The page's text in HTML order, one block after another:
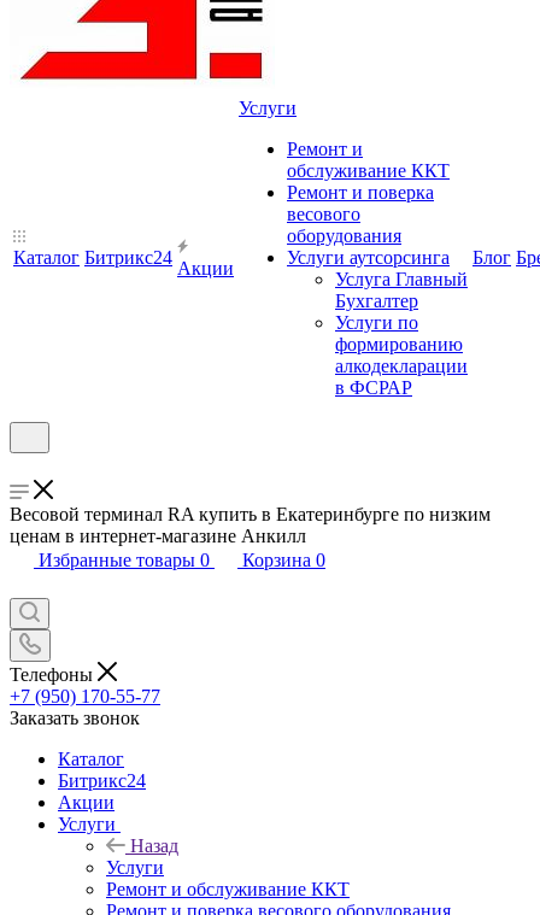
Каталог Битрикс24
Акции
Услуги
Ремонт и
обслуживание ККТ
Ремонт и поверка
весового
оборудования
Услуги аутсорсинга
Услуга Главный
Бухгалтер
Услуги по
формированию
алкодекларации
в ФСРАР
Блог
Весовой терминал RA купить в Екатеринбурге по низким
ценам в интернет-магазине Анкилл
Избранные товары 0 Корзина 0
Телефоны
+7 (950) 170-55-77
Заказать звонок
Каталог
Битрикс24
Акции
Услуги
Назад
Услуги
Ремонт и обслуживание ККТ
Ремонт и поверка весового оборудования